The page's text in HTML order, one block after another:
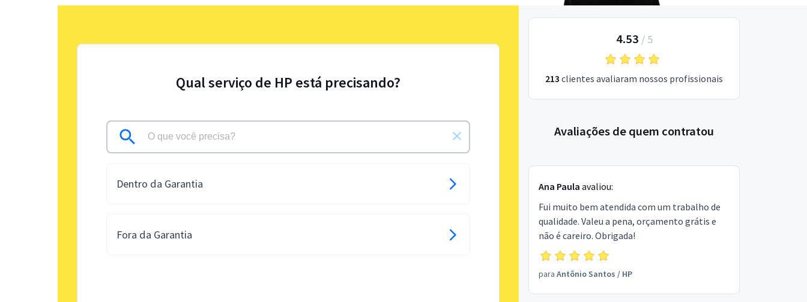
Qual serviço de HP está precisando?
Dentro da Garantia
Fora da Garantia
4.53 / 5
213 clientes avaliaram nossos profissionais
Avaliações de quem contratou
Ana Paula avaliou:
Fui muito bem atendida com um trabalho de
qualidade. Valeu a pena, orçamento grátis e
não é careiro. Obrigada!
para Antônio Santos / HP